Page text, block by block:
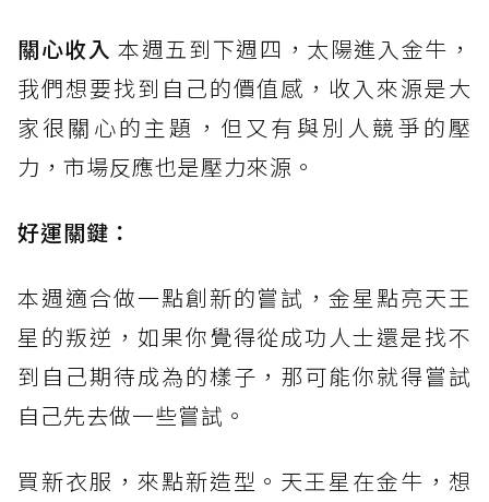
關心收入 本週五到下週四，太陽進入金牛，
我們想要找到自己的價值感，收入來源是大
家很關心的主題，但又有與別人競爭的壓
力，市場反應也是壓力來源。
好運關鍵：
本週適合做一點創新的嘗試，金星點亮天王
星的叛逆，如果你覺得從成功人士還是找不
到自己期待成為的樣子，那可能你就得嘗試
自己先去做一些嘗試。
買新衣服，來點新造型。天王星在金牛，想